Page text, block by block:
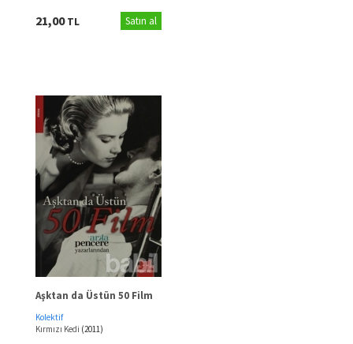
21,00TL Satın al
Aşktan da Üstün 50 Film
Kolektif
Kırmızı Kedi (2011)